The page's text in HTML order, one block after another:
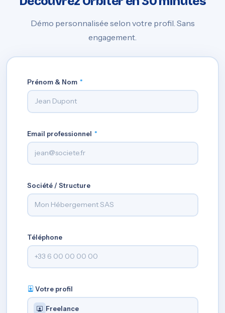
Démo personnalisée selon votre profil. Sans
engagement.
Prénom & Nom *
Email professionnel *
Société / Structure
Téléphone
Votre profil
Freelance